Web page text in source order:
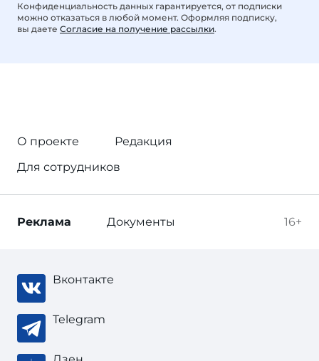
Конфиденциальность данных гарантируется, от подписки
можно отказаться в любой момент. Оформляя подписку,
вы даете Согласие на получение рассылки.
О проекте
Редакция
Для сотрудников
16+
Реклама Документы
Вконтакте
Telegram